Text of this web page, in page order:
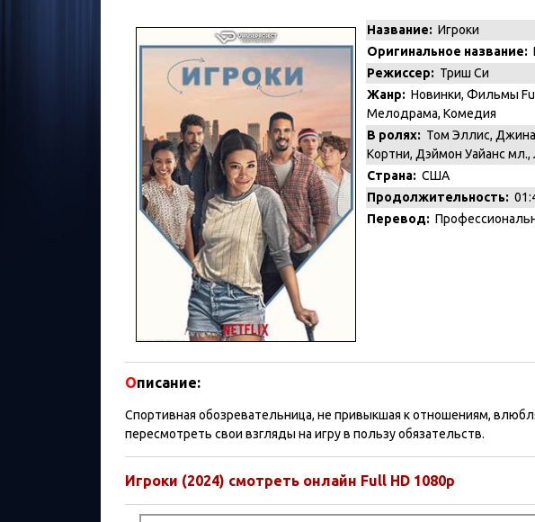
Название: Игроки
Оригинальное название:
Режиссер: Триш Си
Жанр: Новинки, Фильмы
Мелодрама, Комедия
В ролях: Том Эллис,
Кортни, Дэймон Уайанс мл.,
Страна: США
Продолжительность:
Перевод:
Описание:
Спортивная обозревательница, не привыкшая к отношениям,
пересмотреть свои взгляды на игру в пользу обязательств.
Игроки (2024) смотреть онлайн Full HD 1080p